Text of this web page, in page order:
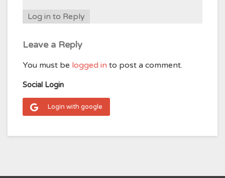
Log in to Reply
Leave a Reply
You must be logged in to post a comment.
Social Login
Login with google